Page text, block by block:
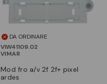
DA ORDINARE
VIW41109.02
VIMAR
mod fro a/v 2f 2f+ pixel
ardes